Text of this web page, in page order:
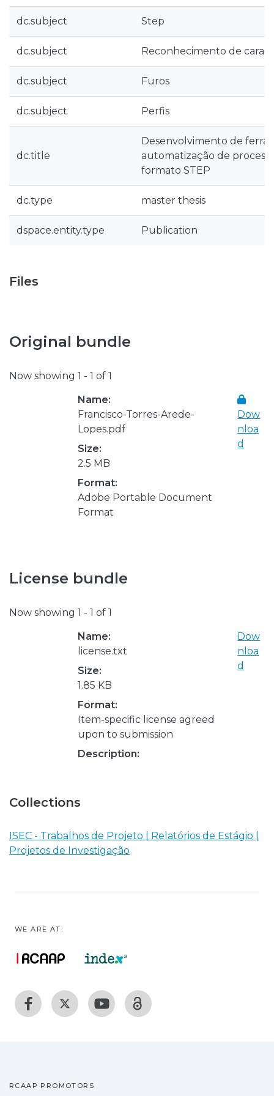
dc.subject Step
dc.subject Reconhecimento de
dc.subject Furos
dc.subject Perfis
dc.title
Desenvolvimento de
automatização de
formato STEP
dc.type master thesis
dspace.entity.type Publication
Files
Original bundle
Now showing 1 - 1 of 1
Name:
Francisco-Torres-Arede-
Lopes.pdf
Size:
2.5 MB
Format:
Adobe Portable Document
Format
Dow
nloa
d
License bundle
Now showing 1 - 1 of 1
Name:
license.txt
Size:
1.85 KB
Format:
Item-specific license agreed
upon to submission
Description:
Dow
nloa
d
Collections
ISEC - Trabalhos de Projeto | Relatórios de Estágio |
Projetos de Investigação
WE ARE AT:
RCAAP PROMOTORS